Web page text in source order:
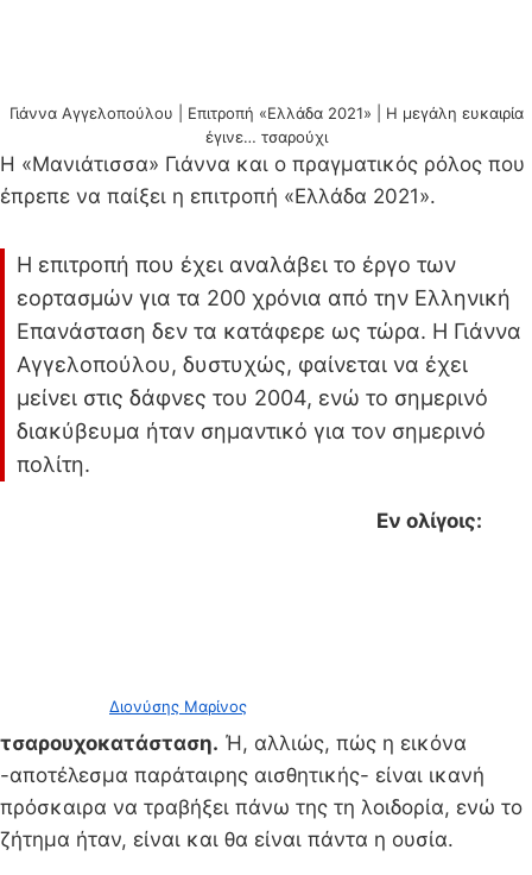
Γιάννα Αγγελοπούλου | Επιτροπή «Ελλάδα 2021» | Η μεγάλη ευκαιρία
έγινε… τσαρούχι
H «Μανιάτισσα» Γιάννα και ο πραγματικός ρόλος που
έπρεπε να παίξει η επιτροπή «Ελλάδα 2021».
Η επιτροπή που έχει αναλάβει το έργο των
εορτασμών για τα 200 χρόνια από την Ελληνική
Επανάσταση δεν τα κατάφερε ως τώρα. Η Γιάννα
Αγγελοπούλου, δυστυχώς, φαίνεται να έχει
μείνει στις δάφνες του 2004, ενώ το σημερινό
διακύβευμα ήταν σημαντικό για τον σημερινό
πολίτη.
Διονύσης Μαρίνος
Εν ολίγοις:
τσαρουχοκατάσταση. Ή, αλλιώς, πώς η εικόνα
-αποτέλεσμα παράταιρης αισθητικής- είναι ικανή
πρόσκαιρα να τραβήξει πάνω της τη λοιδορία, ενώ το
ζήτημα ήταν, είναι και θα είναι πάντα η ουσία.